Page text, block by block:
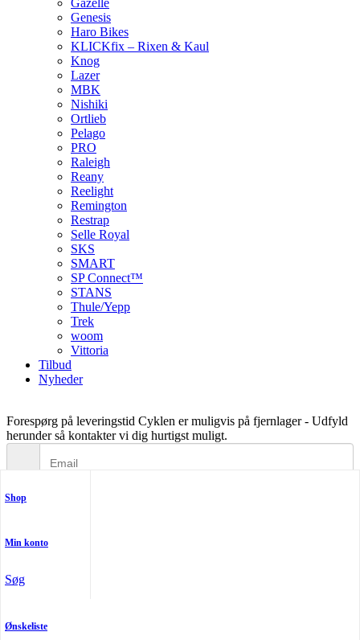
Shop
Min konto
Søg
Ønskeliste
Gazelle
Genesis
Haro Bikes
KLICKfix – Rixen & Kaul
Knog
Lazer
MBK
Nishiki
Ortlieb
Pelago
PRO
Raleigh
Reany
Reelight
Remington
Restrap
Selle Royal
SKS
SMART
SP Connect™
STANS
Thule/Yepp
Trek
woom
Vittoria
Tilbud
Nyheder
Forespørg på leveringstid Cyklen er muligvis på fjernlager - Udfyld
herunder så kontakter vi dig hurtigst muligt.
Skriv dig op